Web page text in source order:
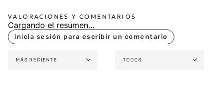
Cargando el resumen…
MÁS RECIENTE TODOS